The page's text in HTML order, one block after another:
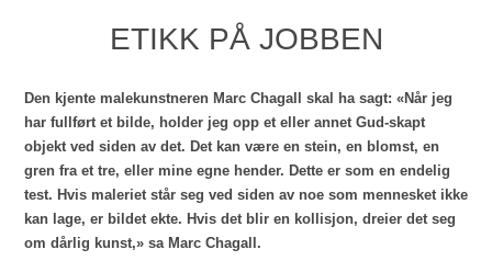
ETIKK PÅ JOBBEN
Den kjente malekunstneren Marc Chagall skal ha sagt: «Når jeg
har fullført et bilde, holder jeg opp et eller annet Gud-skapt
objekt ved siden av det. Det kan være en stein, en blomst, en
gren fra et tre, eller mine egne hender. Dette er som en endelig
test. Hvis maleriet står seg ved siden av noe som mennesket ikke
kan lage, er bildet ekte. Hvis det blir en kollisjon, dreier det seg
om dårlig kunst,» sa Marc Chagall.